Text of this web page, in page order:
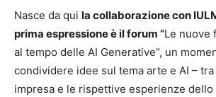
Nasce da qui la collaborazione con
prima espressione è il forum “Le nuove
al tempo delle AI Generative”, un
condividere idee sul tema arte e AI –
impresa e le rispettive esperienze dello